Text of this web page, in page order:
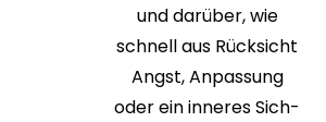
und darüber, wie
schnell aus Rücksicht
Angst, Anpassung
oder ein inneres Sich-